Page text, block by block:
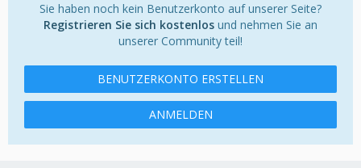
Sie haben noch kein Benutzerkonto auf unserer Seite?
Registrieren Sie sich kostenlos und nehmen Sie an
unserer Community teil!
BENUTZERKONTO ERSTELLEN
ANMELDEN